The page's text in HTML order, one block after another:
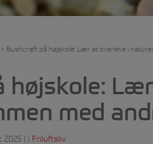
> Bushcraft på højskole: Lær at overleve i
højskole:
med
2025 | I Friluftsliv